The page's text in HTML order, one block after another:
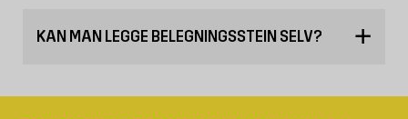
KAN MAN LEGGE BELEGNINGSSTEIN SELV?